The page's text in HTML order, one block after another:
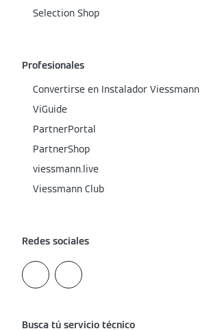
Selection Shop
Profesionales
Convertirse en Instalador Viessmann
ViGuide
PartnerPortal
PartnerShop
viessmann.live
Viessmann Club
Redes sociales
Busca tú servicio técnico